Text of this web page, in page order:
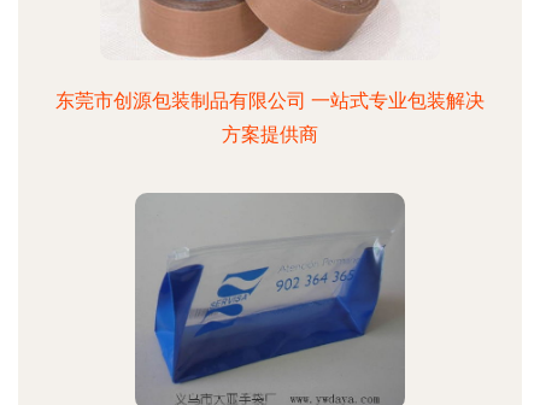
东莞市创源包装制品有限公司 一站式专业包装解决
方案提供商